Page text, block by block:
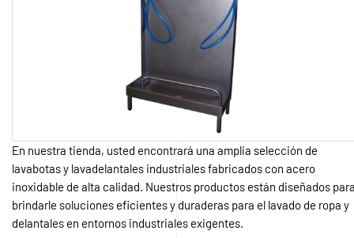
En nuestra tienda, usted encontrará una amplia selección de
lavabotas y lavadelantales industriales fabricados con acero
inoxidable de alta calidad. Nuestros productos están diseñados
brindarle soluciones eficientes y duraderas para el lavado de ropa y
delantales en entornos industriales exigentes.